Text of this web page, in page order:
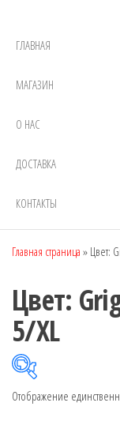
ГЛАВНАЯ
МАГАЗИН
О НАС
ДОСТАВКА
КОНТАКТЫ
Главная страница » Цвет:
Цвет:
5/XL
Отображение